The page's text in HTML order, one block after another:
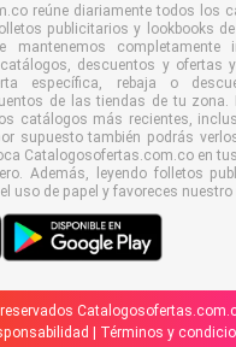
reúne diariamente todos los
publicitarios y lookbooks
mantenemos completamente
descuentos y ofertas
específica, rebaja o
de las tiendas de tu zona.
catálogos más recientes,
supuesto también podrás
Catalogosofertas.com.co en
Además, leyendo folletos
uso de papel y favoreces nuestro
Términos y